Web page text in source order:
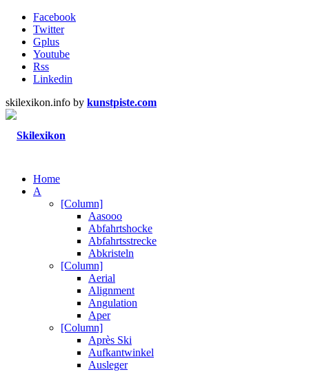
Facebook
Twitter
Gplus
Youtube
Rss
Linkedin
skilexikon.info by kunstpiste.com
Home
A
[Column]
Aasooo
Abfahrtshocke
Abfahrtsstrecke
Abkristeln
[Column]
Aerial
Alignment
Angulation
Aper
[Column]
Après Ski
Aufkantwinkel
Ausleger